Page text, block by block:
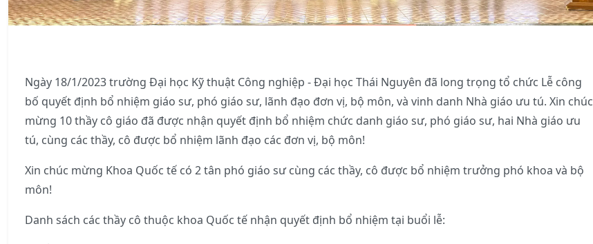
Ngày 18/1/2023 trường Đại học Kỹ thuật Công nghiệp - Đại học Thái Nguyên đã long trọng tổ chức Lễ công
bố quyết định bổ nhiệm giáo sư, phó giáo sư, lãnh đạo đơn vị, bộ môn, và vinh danh Nhà giáo ưu tú. Xin chúc
mừng 10 thầy cô giáo đã được nhận quyết định bổ nhiệm chức danh giáo sư, phó giáo sư, hai Nhà giáo ưu
tú, cùng các thầy, cô được bổ nhiệm lãnh đạo các đơn vị, bộ môn!
Xin chúc mừng Khoa Quốc tế có 2 tân phó giáo sư cùng các thầy, cô được bổ nhiệm trưởng phó khoa và bộ
môn!
Danh sách các thầy cô thuộc khoa Quốc tế nhận quyết định bổ nhiệm tại buổi lễ: